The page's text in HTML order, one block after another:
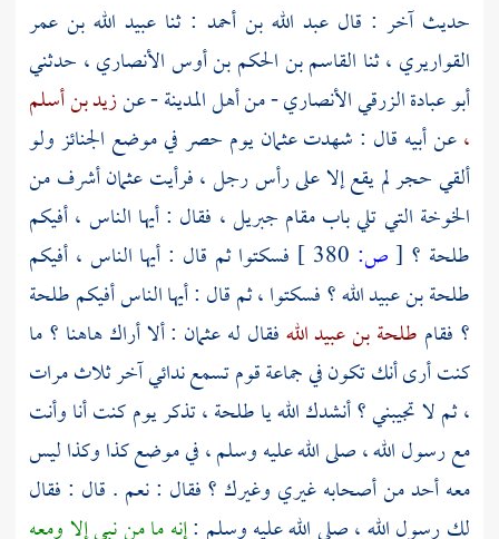
حديث آخر : قالعبد الله بن أحمد : ثنا عبيد الله بن عمر
القواريري ،ثنا القاسم بن الحكم بن أوس الأنصاري، حدثني
أبو عبادة الزرقي الأنصاري- منأهلالمدينة - عنزيد بن أسلم
،عن أبيه قال : شهدتعثمانيوم حصر في موضع الجنائز ولو
ألقي حجر لم يقع إلا على رأس رجل ، فرأيتعثمانأشرف من
الخوخة التي تلي باب مقام جبريل ، فقال : أيها الناس ، أفيكم
طلحة ؟ [ص:
فسكتوا ثم قال : أيها الناس ، أفيكم
طلحة بن عبيد الله ؟فسكتوا ، ثم قال : أيها الناس أفيكمطلحة
؟ فقام طلحة بن عبيد اللهفقال لهعثمان : ألا أراك هاهنا ؟ ما
كنت أرى أنك تكون في جماعة قوم تسمع ندائي آخر ثلاث مرات
، ثم لا تجيبني ؟ أنشدك الله ياطلحة ،تذكر يوم كنت أنا وأنت
مع رسول الله ، صلى الله عليه وسلم ، في موضع كذا وكذا ليس
معه أحد من أصحابه غيري وغيرك ؟ فقال : نعم . قال : فقال
لك رسول الله ، صلى الله عليه وسلم :إنه ما من نبي إلا ومعه